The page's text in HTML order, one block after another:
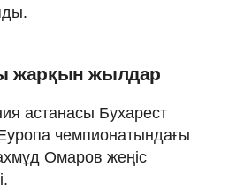
жарқын жылдар
астанасы Бухарест
чемпионатындағы
Омаров жеңіс